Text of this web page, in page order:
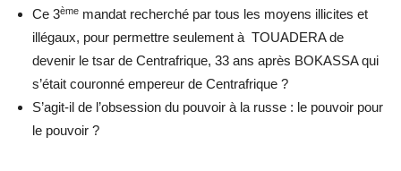
Ce 3ème mandat recherché par tous les moyens illicites et
illégaux, pour permettre seulement à TOUADERA de
devenir le tsar de Centrafrique, 33 ans après BOKASSA qui
s’était couronné empereur de Centrafrique ?
S’agit-il de l’obsession du pouvoir à la russe : le pouvoir pour
le pouvoir ?